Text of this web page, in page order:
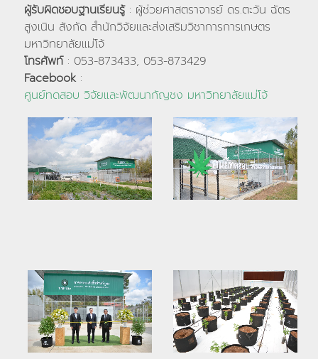
ผู้รับผิดชอบฐานเรียนรู้: ผู้ช่วยศาสตราจารย์ ดร.ตะวัน ฉัตร
สูงเนิน สังกัด สำนักวิจัยและส่งเสริมวิชาการการเกษตร
มหาวิทยาลัยแม่โจ้
โทรศัพท์ : 053-873433, 053-873429
Facebook:
ศูนย์ทดสอบ วิจัยและพัฒนากัญชง มหาวิทยาลัยแม่โจ้